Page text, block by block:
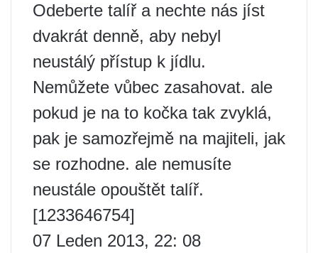
Odeberte talíř a nechte nás jíst
dvakrát denně, aby nebyl
neustálý přístup k jídlu.
Nemůžete vůbec zasahovat. ale
pokud je na to kočka tak zvyklá,
pak je samozřejmě na majiteli, jak
se rozhodne. ale nemusíte
neustále opouštět talíř.
[1233646754]
07 Leden 2013, 22: 08